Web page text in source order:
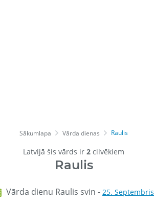
Sākumlapa Vārda dienas Raulis
Latvijā šis vārds ir 2 cilvēkiem
Raulis
Vārda dienu Raulis svin - 25. Septembris